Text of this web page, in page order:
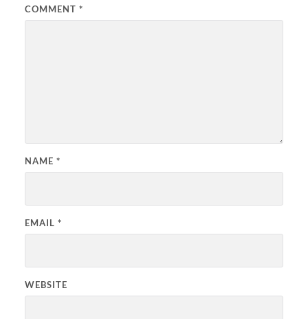
COMMENT *
NAME *
EMAIL *
WEBSITE